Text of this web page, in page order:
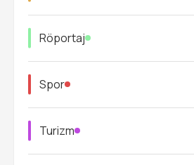
Röportaj
Spor
Turizm